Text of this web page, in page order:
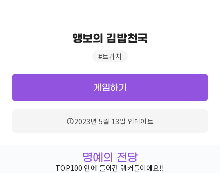
앵보의 김밥천국
#트위치
게임하기
2023년 5월 13일 업데이트
명예의 전당
TOP100 안에 들어간 랭커들이에요!!